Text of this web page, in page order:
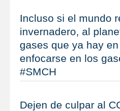
Incluso si el mundo
invernadero, al
gases que ya hay
enfocarse en los
#SMCH
Dejen de culpar al